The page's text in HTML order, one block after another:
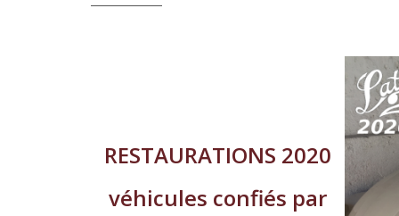
RESTAURATIONS 2020
véhicules confiés par